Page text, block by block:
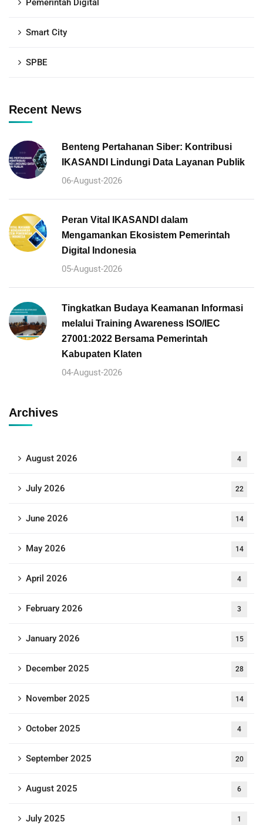
Pemerintah Digital
Smart City
SPBE
Recent News
Benteng Pertahanan Siber: Kontribusi
IKASANDI Lindungi Data Layanan Publik
06-August-2026
Peran Vital IKASANDI dalam
Mengamankan Ekosistem Pemerintah
Digital Indonesia
05-August-2026
Tingkatkan Budaya Keamanan Informasi
melalui Training Awareness ISO/IEC
27001:2022 Bersama Pemerintah
Kabupaten Klaten
04-August-2026
Archives
August 2026 4
July 2026 22
June 2026 14
May 2026 14
April 2026 4
February 2026 3
January 2026 15
December 2025 28
November 2025 14
October 2025 4
September 2025 20
August 2025 6
July 2025 1